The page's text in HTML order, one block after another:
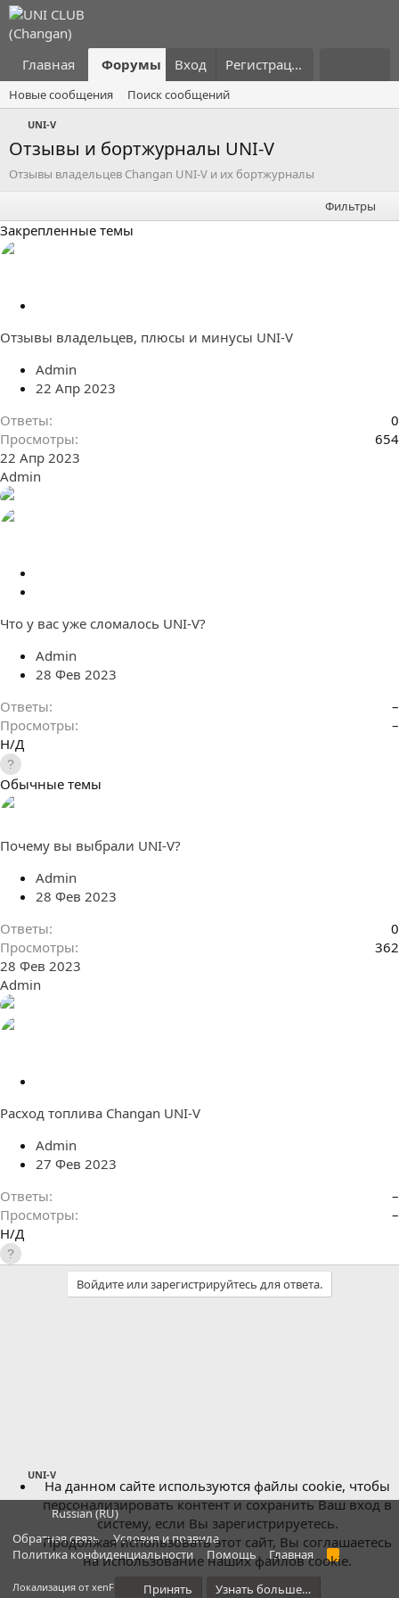
Главная Форумы Что нового?
Вход Регистрация
Новые сообщения Поиск сообщений
UNI-V
Отзывы и бортжурналы UNI-V
Отзывы владельцев Changan UNI-V и их бортжурналы
Фильтры
Закрепленные темы
к
е
п
л
е
н
о
Отзывы владельцев, плюсы и минусы UNI-V
Admin
22 Апр 2023
Ответы
0
Просмотры
654
22 Апр 2023
Admin
р
п
л
е
н
р
а
д
р
е
ц
Что у вас уже сломалось UNI-V?
Admin
28 Фев 2023
Ответы
–
Просмотры
–
Н/Д
Обычные темы
Почему вы выбрали UNI-V?
Admin
28 Фев 2023
Ответы
0
Просмотры
362
28 Фев 2023
Admin
р
а
д
р
е
ц
Расход топлива Changan UNI-V
Admin
27 Фев 2023
Ответы
–
Просмотры
–
Н/Д
Войдите или зарегистрируйтесь для ответа.
UNI-V
Russian (RU)
Обратная связь
Условия и правила
Политика конфиденциальности
Помощь Главная
R
S
Локализация от xenForo.Info
На данном сайте используются файлы cookie, чтобы
персонализировать контент и сохранить Ваш вход в
систему, если Вы зарегистрируетесь.
Продолжая использовать этот сайт, Вы соглашаетесь
на использование наших файлов cookie.
Принять Узнать больше…